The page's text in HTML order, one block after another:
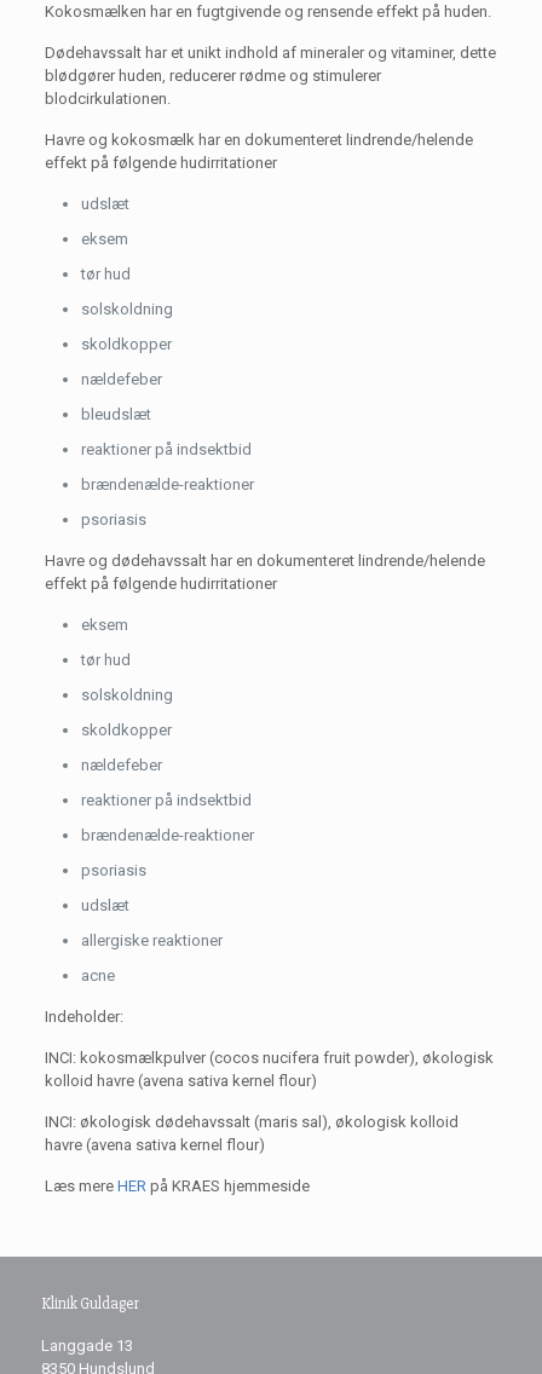
Kokosmælken har en fugtgivende og rensende effekt på huden.
Dødehavssalt har et unikt indhold af mineraler og vitaminer, dette
blødgører huden, reducerer rødme og stimulerer
blodcirkulationen.
Havre og kokosmælk har en dokumenteret lindrende/helende
effekt på følgende hudirritationer
udslæt
eksem
tør hud
solskoldning
skoldkopper
nældefeber
bleudslæt
reaktioner på indsektbid
brændenælde-reaktioner
psoriasis
Havre og dødehavssalt har en dokumenteret lindrende/helende
effekt på følgende hudirritationer
eksem
tør hud
solskoldning
skoldkopper
nældefeber
reaktioner på indsektbid
brændenælde-reaktioner
psoriasis
udslæt
allergiske reaktioner
acne
Indeholder:
INCI: kokosmælkpulver (cocos nucifera fruit powder), økologisk
kolloid havre (avena sativa kernel flour)
INCI: økologisk dødehavssalt (maris sal), økologisk kolloid
havre (avena sativa kernel flour)
Læs mereHER på KRAES hjemmeside
Klinik Guldager
Langgade 13
8350 Hundslund